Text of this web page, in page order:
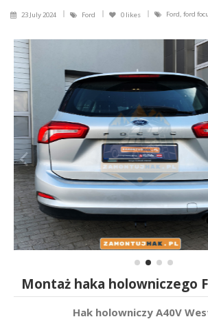
23 July 2024 Ford 0 likes Ford, ford
Montaż haka holowniczego
Hak holowniczy A40V